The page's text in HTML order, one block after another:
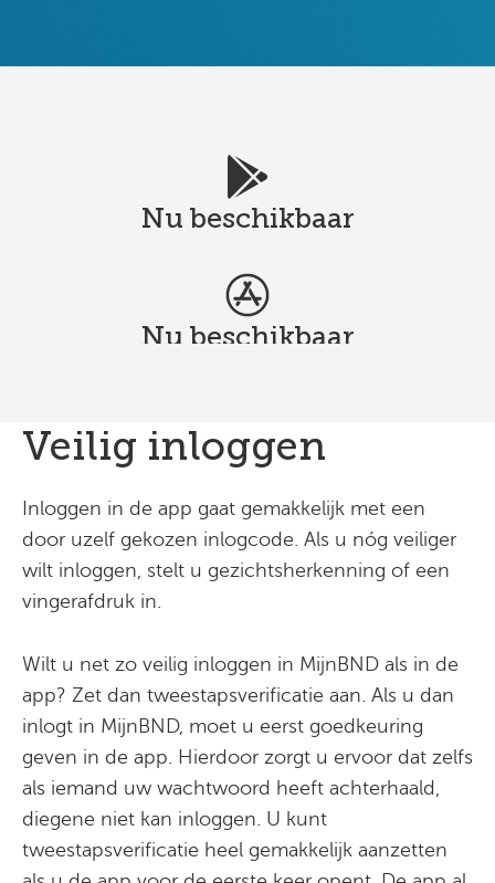
Nu beschikbaar
Nu beschikbaar
Veilig inloggen
Inloggen in de app gaat gemakkelijk met een
door uzelf gekozen inlogcode. Als u nóg veiliger
wilt inloggen, stelt u gezichtsherkenning of een
vingerafdruk in.
Wilt u net zo veilig inloggen in MijnBND als in de
app? Zet dan tweestapsverificatie aan. Als u dan
inlogt in MijnBND, moet u eerst goedkeuring
geven in de app. Hierdoor zorgt u ervoor dat zelfs
als iemand uw wachtwoord heeft achterhaald,
diegene niet kan inloggen. U kunt
tweestapsverificatie heel gemakkelijk aanzetten